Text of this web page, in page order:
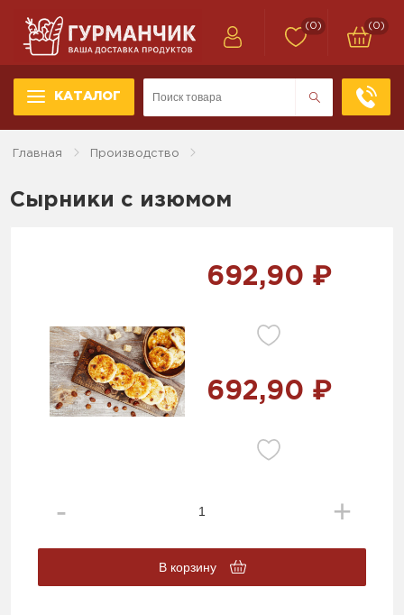
КАТАЛОГ
(0) (0)
Главная Производство
Сырники с изюмом
692,90 ₽
692,90 ₽
В корзину